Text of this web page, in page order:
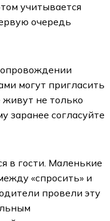
учитывается
очередь
могут пригласить
живут не только
заранее согласуйте
в гости. Маленькие
«спросить» и
провели эту